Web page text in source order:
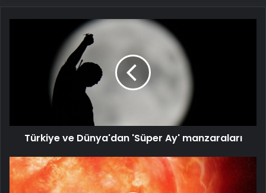
Türkiye ve Dünya'dan 'Süper Ay' manzaraları
Dünyanın
sonu
böyle